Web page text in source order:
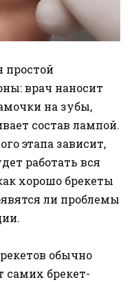
простой
врач наносит
на зубы,
состав лампой.
этапа зависит,
работать вся
хорошо брекеты
ли проблемы
обычно
самих брекет-